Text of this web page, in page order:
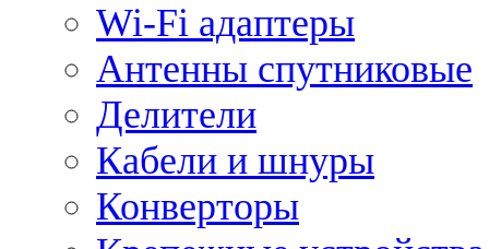
Wi-Fi адаптеры
Антенны спутниковые
Делители
Кабели и шнуры
Конверторы